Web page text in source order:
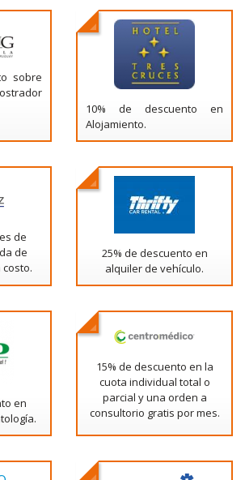
sobre
10% de descuento en
Alojamiento.
de
de
25% de descuento en
alquiler de vehículo.
en
15% de descuento en la
cuota individual total o
parcial y una orden a
consultorio gratis por mes.